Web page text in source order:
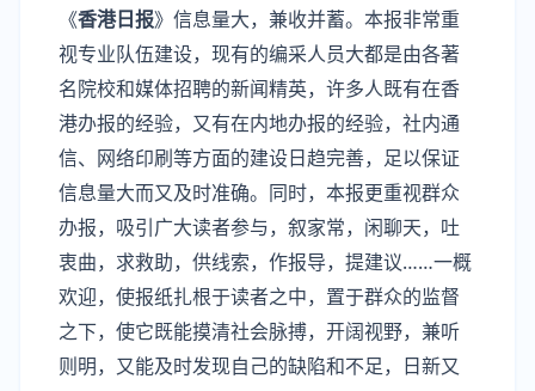
《香港日报》信息量大，兼收并蓄。本报非常重
视专业队伍建设，现有的编采人员大都是由各著
名院校和媒体招聘的新闻精英，许多人既有在香
港办报的经验，又有在内地办报的经验，社内通
信、网络印刷等方面的建设日趋完善，足以保证
信息量大而又及时准确。同时，本报更重视群众
办报，吸引广大读者参与，叙家常，闲聊天，吐
衷曲，求救助，供线索，作报导，提建议……一概
欢迎，使报纸扎根于读者之中，置于群众的监督
之下，使它既能摸清社会脉搏，开阔视野，兼听
则明，又能及时发现自己的缺陷和不足，日新又